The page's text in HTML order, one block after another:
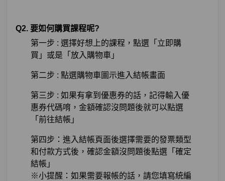
Q2. 要如何購買課程呢?
第一步 : 選擇好想上的課程，點選「立即購
買」或是「放入購物車」
第二步 : 點選購物車圖示進入結帳畫面
第三步 : 如果有拿到優惠券的話，記得輸入優
惠券代碼唷，金額確認沒問題後就可以點選
「前往結帳」
第四步：進入結帳頁面後選擇需要的發票類型
和付款方式後，確認金額沒問題後點選「確定
結帳」
※小提醒：如果需要報帳的話，請您填寫統編